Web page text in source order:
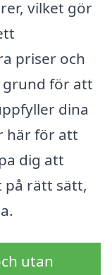
vilket gör
priser och
grund för att
dina
här för att
dig att
på rätt sätt,
utan